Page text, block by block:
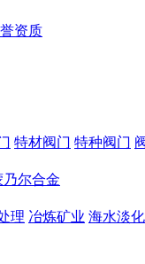
资质
特材阀门 特种阀门
乃尔合金
理 冶炼矿业 海水淡化